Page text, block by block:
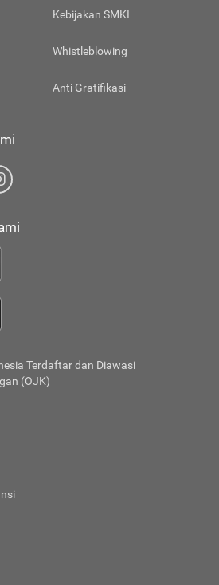
Kebijakan SMKI
Whistleblowing
Anti Gratifikasi
Terdaftar dan Diawasi
(OJK)